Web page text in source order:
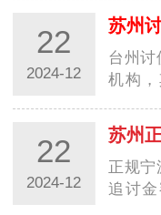
更加
障。随
来越
22
2024-12
台州讨
机构
要考虑
需求并
的收
22
2024-12
正规
追讨